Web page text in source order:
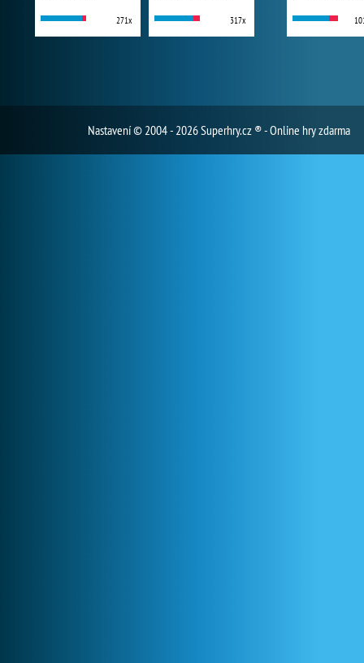
271x 317x
Nastavení© 2004 - 2026 Superhry.cz ® - Online hry zdarma